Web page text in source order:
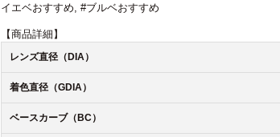
イエベおすすめ, #ブルベおすすめ
【商品詳細】
レンズ直径（DIA）
着色直径（GDIA）
ベースカーブ（BC）